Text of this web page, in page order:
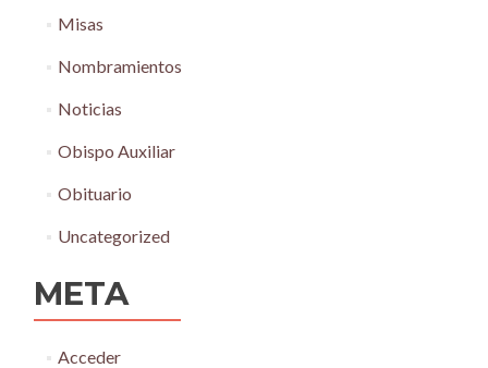
Misas
Nombramientos
Noticias
Obispo Auxiliar
Obituario
Uncategorized
META
Acceder